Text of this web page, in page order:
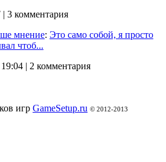
| 3 комментария
мнение: Это само собой, я просто
чтоб...
| 2 комментария
игр GameSetup.ru © 2012-2013